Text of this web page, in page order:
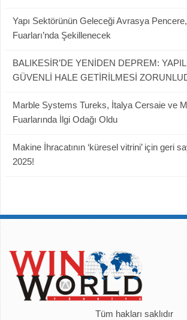
Yapı Sektörünün Geleceği Avrasya
Fuarları’nda Şekillenecek
BALIKESİR’DE YENİDEN DEPREM:
GÜVENLİ HALE GETİRİLMESİ
Marble Systems Tureks, İtalya Cersaie ve
Fuarlarında İlgi Odağı Oldu
Makine İhracatının ‘küresel vitrini’ için geri
2025!
Tüm hakları saklıdır